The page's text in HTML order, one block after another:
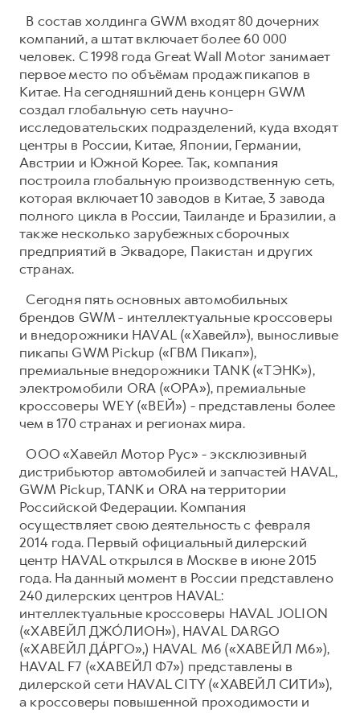
В состав холдинга GWM входят 80 дочерних
компаний, а штат включает более 60 000
человек. С 1998 года Great Wall Motor занимает
первое место по объёмам продаж пикапов в
Китае. На сегодняшний день концерн GWM
создал глобальную сеть научно-
исследовательских подразделений, куда входят
центры в России, Китае, Японии, Германии,
Австрии и Южной Корее. Так, компания
построила глобальную производственную сеть,
которая включает 10 заводов в Китае, 3 завода
полного цикла в России, Таиланде и Бразилии, а
также несколько зарубежных сборочных
предприятий в Эквадоре, Пакистан и других
странах.
Сегодня пять основных автомобильных
брендов GWM - интеллектуальные кроссоверы
и внедорожники HAVAL («Хавейл»), выносливые
пикапы GWM Pickup («ГВМ Пикап»),
премиальные внедорожники TANK («ТЭНК»),
электромобили ORA («ОРА»), премиальные
кроссоверы WEY («ВЕЙ») - представлены более
чем в 170 странах и регионах мира.
ООО «Хавейл Мотор Рус» - эксклюзивный
дистрибьютор автомобилей и запчастей HAVAL,
GWM Pickup, TANK и ORA на территории
Российской Федерации. Компания
осуществляет свою деятельность с февраля
2014 года. Первый официальный дилерский
центр HAVAL открылся в Москве в июне 2015
года. На данный момент в России представлено
240 дилерских центров HAVAL:
интеллектуальные кроссоверы HAVAL JOLION
(«ХАВЕЙЛ ДЖО́ЛИОН»), HAVAL DARGO
(«ХАВЕЙЛ ДА́РГО»,) HAVAL М6 («ХАВЕЙЛ M6»),
HAVAL F7 («ХАВЕЙЛ Ф7») представлены в
дилерской сети HAVAL CITY («ХАВЕЙЛ СИТИ»),
а кроссоверы повышенной проходимости и